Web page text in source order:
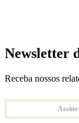
Newsletter
Receba nossos